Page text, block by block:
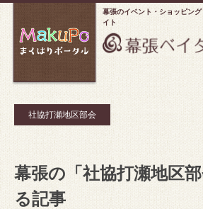
幕張のイベント・ショッピング
イト
社協打瀬地区部会
幕張の「社協打瀬地区
る記事